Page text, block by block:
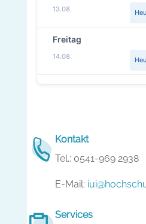
13.08.
Freitag
14.08.
Kontakt
Tel.: 0541-969 2938
E-Mail:
Services